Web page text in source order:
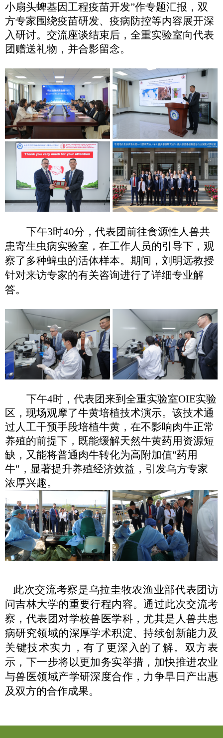
小扇头蜱基因工程疫苗开发”作专题汇报，双
方专家围绕疫苗研发、疫病防控等内容展开深
入研讨。交流座谈结束后，全重实验室向代表
团赠送礼物，并合影留念。
下午3时40分，代表团前往食源性人兽共
患寄生虫病实验室，在工作人员的引导下，观
察了多种蜱虫的活体样本。期间，刘明远教授
针对来访专家的有关咨询进行了详细专业解
答。
下午4时，代表团来到全重实验室OIE实验
区，现场观摩了牛黄培植技术演示。 该技术通
过人工干预手段培植牛黄，在不影响肉牛正常
养殖的前提下，既能缓解天然牛黄药用资源短
缺，又能将普通肉牛转化为高附加值"药用
牛"，显著提升养殖经济效益，引发乌方专家
浓厚兴趣。
此次交流考察是乌拉圭牧农渔业部代表团访
问吉林大学的重要行程内容。通过此次交流考
察，代表团对学校兽医学科， 尤其是人兽共患
病研究领域的深厚学术积淀、持续创新能力及
关键技术实力，有了更深入的了解。 双方表
示，下一步将以更加务实举措，加快推进农业
与兽医领域产学研深度合作，力争早日产出惠
及双方的合作成果。